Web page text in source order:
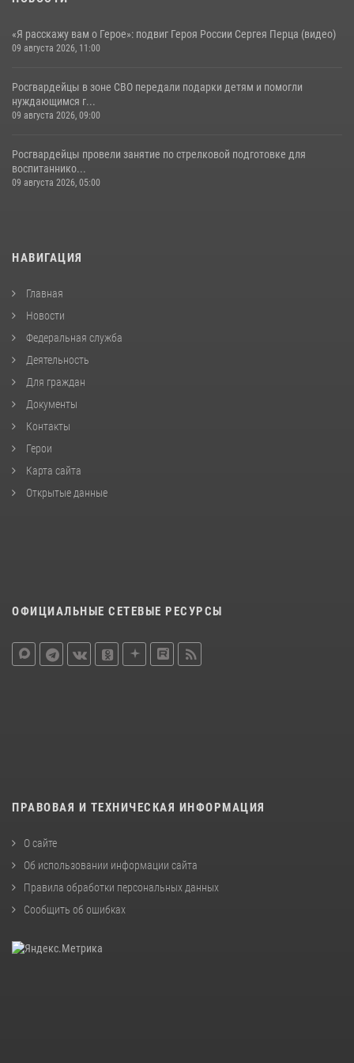
«Я расскажу вам о Герое»: подвиг Героя России Сергея Перца (видео)
09 августа 2026, 11:00
Росгвардейцы в зоне СВО передали подарки детям и помогли
нуждающимся г...
09 августа 2026, 09:00
Росгвардейцы провели занятие по стрелковой подготовке для
воспитаннико...
09 августа 2026, 05:00
НАВИГАЦИЯ
Главная
Новости
Федеральная служба
Деятельность
Для граждан
Документы
Контакты
Герои
Карта сайта
Открытые данные
ОФИЦИАЛЬНЫЕ СЕТЕВЫЕ РЕСУРСЫ
ПРАВОВАЯ И ТЕХНИЧЕСКАЯ ИНФОРМАЦИЯ
О сайте
Об использовании информации сайта
Правила обработки персональных данных
Сообщить об ошибках